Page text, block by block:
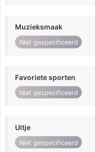
Muzieksmaak
Niet gespecificeerd
Favoriete sporten
Niet gespecificeerd
Uitje
Niet gespecificeerd